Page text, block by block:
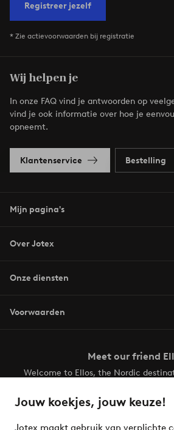
Jouw koekjes, jouw keuze!
Jotex maakt gebruik van verplichte
Registreer jezelf
* Zie actievoorwaarden bij registratie
Wij helpen je
In onze FAQ vind je antwoorden op
vind je ook informatie over hoe je
opneemt.
Klantenservice Bestelling
Mijn pagina's
Over Jotex
Onze diensten
Voorwaarden
Meet our friend
Welcome to Ellos, the Nordic
your wardrobe. Your next